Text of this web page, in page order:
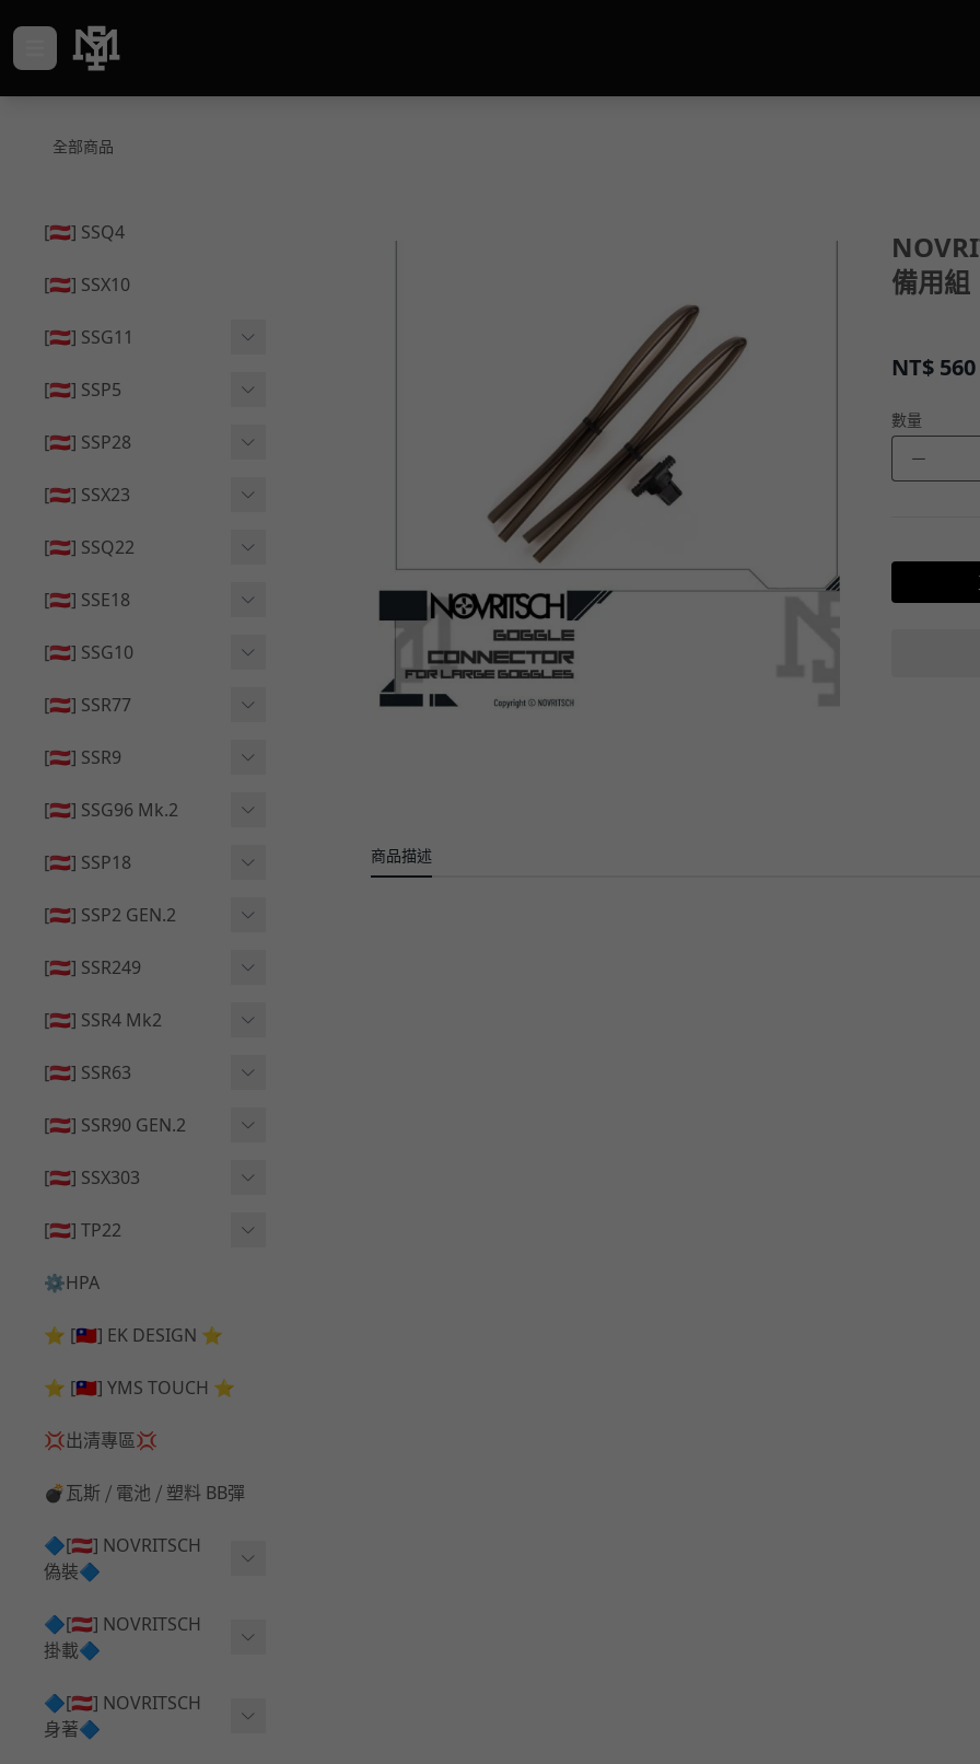
全部商品
[🇦🇹] SSQ4
[🇦🇹] SSX10
[🇦🇹] SSG11
🔄 原廠 ⧸ 零件
[🇦🇹] SSP5
🔄 原廠 ⧸ 零件
[🇦🇹] SSP28
🔄 原廠 ⧸ 零件
[🇦🇹] SSX23
🟦 主體 ⧸ 彈匣
[🇦🇹] SSQ22
🟦 主體 ⧸ 彈匣
[🇦🇹] SSE18
👁️‍🗨️ 外觀 ⧸ 色彩
[🇦🇹] SSG10
🟦 主體 ⧸ 彈匣
[🇦🇹] SSR77
🟦 主體 ⧸ 彈匣
[🇦🇹] SSR9
👁️‍🗨️ 外觀 ⧸ 色彩
[🇦🇹] SSG96 Mk.2
🆙 升級 ⧸ 部件
[🇦🇹] SSP18
👁️‍🗨️ 外觀 ⧸ 色彩
[🇦🇹] SSP2 GEN.2
🔄 原廠 ⧸ 零件
[🇦🇹] SSR249
🟦 主體 ⧸ 彈匣
[🇦🇹] SSR4 Mk2
🟦 主體 ⧸ 彈匣
[🇦🇹] SSR63
🆙 升級 ⧸ 部件
[🇦🇹] SSR90 GEN.2
🆙 升級 ⧸ 部件
[🇦🇹] SSX303
🔄 原廠 ⧸ 零件
🆙 升級 ⧸ 部件
[🇦🇹] TP22
🔄 原廠 ⧸ 零件
🆙 升級 ⧸ 部件
⚙️HPA
⭐ [🇹🇼] EK DESIGN ⭐
⭐ [🇹🇼] YMS TOUCH ⭐
💢出清專區💢
💣瓦斯 ⧸ 電池 ⧸ 塑料 BB彈
🔷[🇦🇹] NOVRITSCH
偽裝🔷
上衣夾克 ⧸ Jacket
兜帽 ⧸ Hood
手持 裝備 ⧸ 偽裝
🔷[🇦🇹] NOVRITSCH
掛載🔷
AR ⧸ DMR 彈匣用
SMG ⧸ SSR90 彈匣用
🔷[🇦🇹] NOVRITSCH
身著🔷
備用組
NT$ 560
數量
－
商品描述